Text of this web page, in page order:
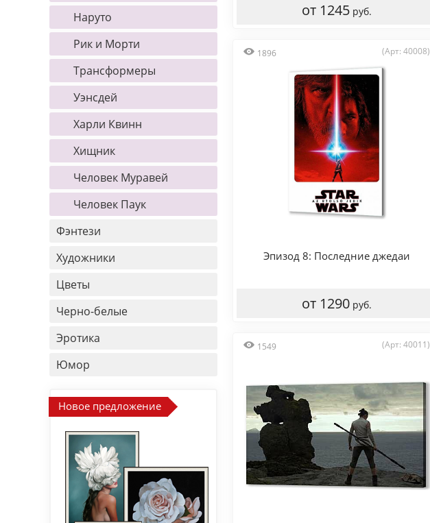
Наруто
Рик и Морти
Трансформеры
Уэнсдей
Харли Квинн
Хищник
Человек Муравей
Человек Паук
Фэнтези
Художники
Цветы
Черно-белые
Эротика
Юмор
Новое предложение
от 1245 руб.
1896 (Арт: 40008)
Эпизод 8: Последние джедаи
от 1290 руб.
1549 (Арт: 40011)